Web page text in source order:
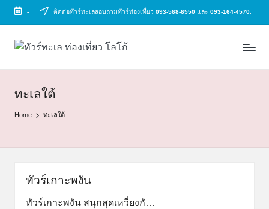
Skip
- ติดต่อทัวร์ทะเลสอบถามทัวร์ท่องเที่ยว093-568-6550 และ093-164-4570
ทั
ว
ร์
ท
เ
ล
ทัวร์
ถูก
|
ทะเล
สวย
ทะเลใต้
Home ทะเลใต้
ทัวร์เกาะพงัน
ทัวร์เกาะพงัน สนุกสุดเหวี่ยงกั…